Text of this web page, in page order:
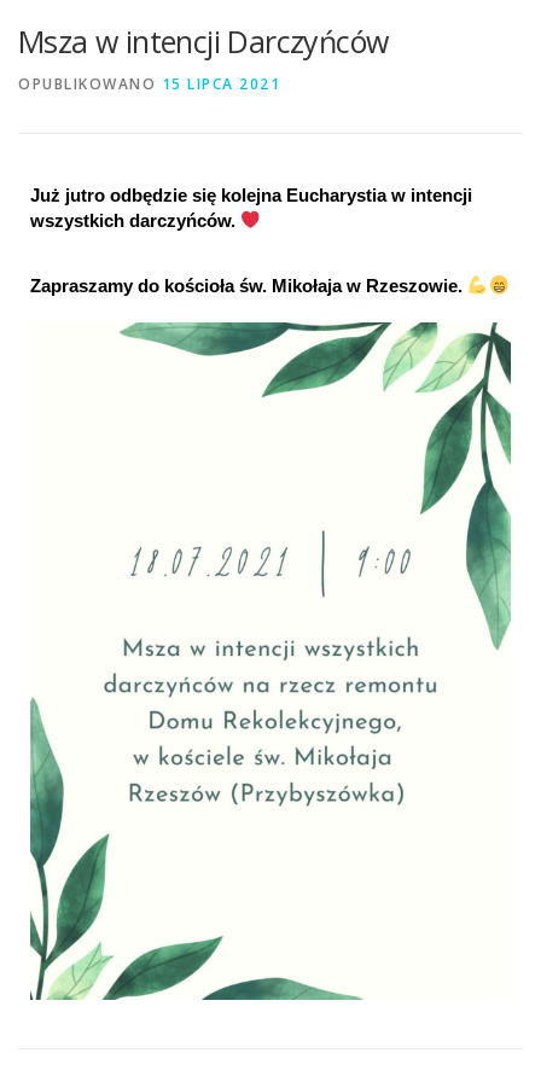
Msza w intencji Darczyńców
OPUBLIKOWANO 15 LIPCA 2021
Już jutro odbędzie się kolejna Eucharystia w intencji
wszystkich darczyńców.
Zapraszamy do kościoła św. Mikołaja w Rzeszowie.